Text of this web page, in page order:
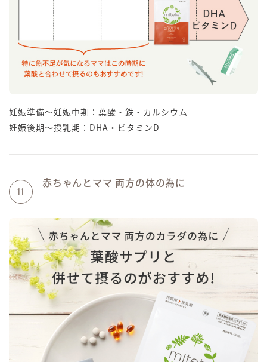
妊娠準備〜妊娠中期：葉酸・鉄・カルシウム
妊娠後期〜授乳期：DHA・ビタミンD
11
赤ちゃんとママ 両方の体の為に